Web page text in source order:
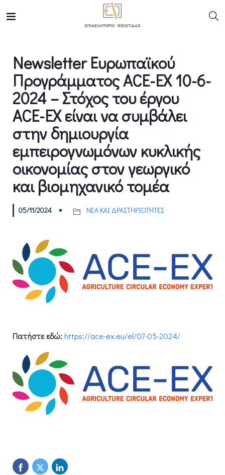
Newsletter Ευρωπαϊκού
Προγράμματος ACE-EX 10-6-
2024 – Στόχος του έργου
ACE-EX είναι να συμβάλει
στην δημιουργία
εμπειρογνωμόνων κυκλικής
οικονομίας στον γεωργικό
και βιομηχανικό τομέα
05/11/2024 ΝΕΑ ΚΑΙ ΔΡΑΣΤΗΡΙΟΤΗΤΕΣ
Πατήστε εδώ:https://ace-ex.eu/el/07-05-2024/